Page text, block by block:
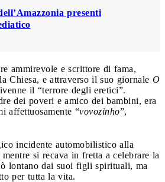
presenti
ammirevole e scrittore di fama,
Chiesa, e attraverso il suo giornale O
il “terrore degli eretici”.
dei poveri e amico dei bambini, era
affettuosamente “vovozinho”,
incidente automobilistico alla
si recava in fretta a celebrare la
lontano dai suoi figli spirituali, ma
per tutta la vita.